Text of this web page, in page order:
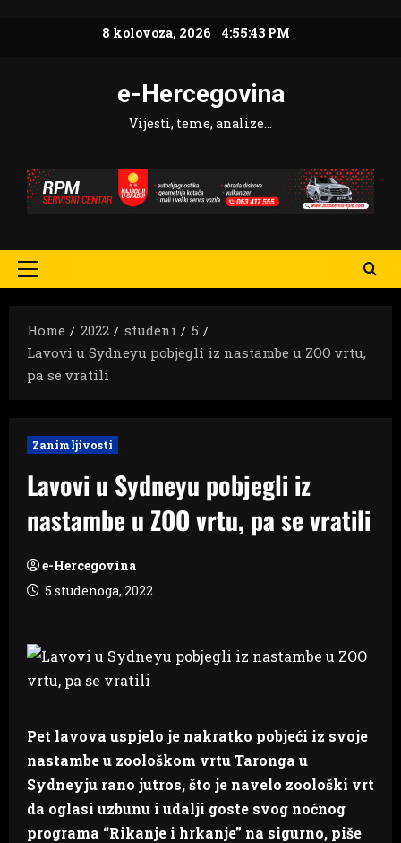
8 kolovoza, 2026 4:55:44 PM
e-Hercegovina
Vijesti, teme, analize…
Primary
Home
2022 studeni
5
Lavovi u Sydneyu pobjegli iz nastambe u ZOO vrtu,
pa se vratili
Zanimljivosti
Lavovi u Sydneyu pobjegli iz
nastambe u ZOO vrtu, pa se vratili
e-Hercegovina
5 studenoga, 2022
Pet lavova uspjelo je nakratko pobjeći iz svoje
nastambe u zoološkom vrtu Taronga u
Sydneyju rano jutros, što je navelo zoološki vrt
da oglasi uzbunu i udalji goste svog noćnog
programa “Rikanje i hrkanje” na sigurno, piše